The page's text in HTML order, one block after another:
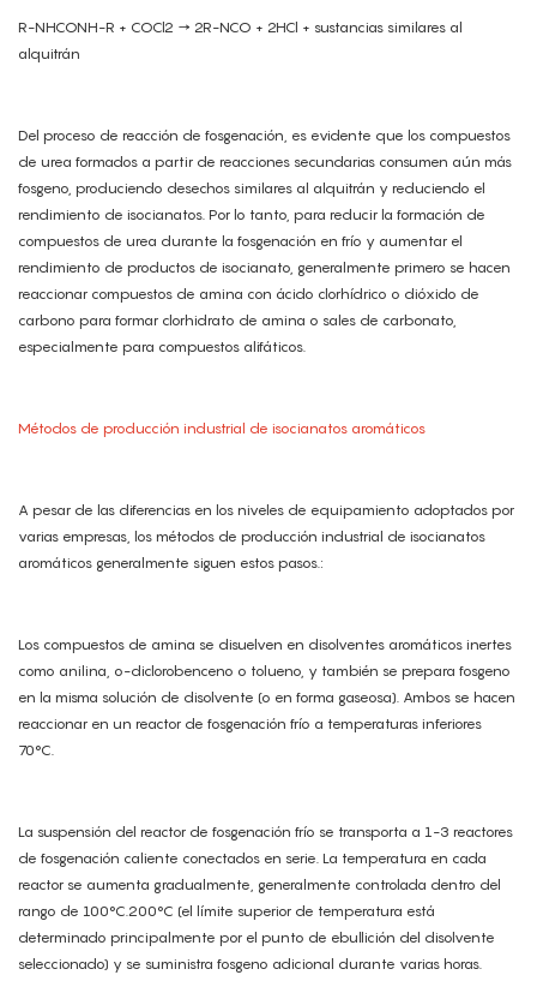
R-NHCONH-R + COCl2 → 2R-NCO + 2HCl + sustancias similares al
alquitrán
Del proceso de reacción de fosgenación, es evidente que los compuestos
de urea formados a partir de reacciones secundarias consumen aún más
fosgeno, produciendo desechos similares al alquitrán y reduciendo el
rendimiento de isocianatos. Por lo tanto, para reducir la formación de
compuestos de urea durante la fosgenación en frío y aumentar el
rendimiento de productos de isocianato, generalmente primero se hacen
reaccionar compuestos de amina con ácido clorhídrico o dióxido de
carbono para formar clorhidrato de amina o sales de carbonato,
especialmente para compuestos alifáticos.
Métodos de producción industrial de isocianatos aromáticos
A pesar de las diferencias en los niveles de equipamiento adoptados por
varias empresas, los métodos de producción industrial de isocianatos
aromáticos generalmente siguen estos pasos.:
Los compuestos de amina se disuelven en disolventes aromáticos inertes
como anilina, o-diclorobenceno o tolueno, y también se prepara fosgeno
en la misma solución de disolvente (o en forma gaseosa). Ambos se hacen
reaccionar en un reactor de fosgenación frío a temperaturas inferiores
70°C.
La suspensión del reactor de fosgenación frío se transporta a 1-3 reactores
de fosgenación caliente conectados en serie. La temperatura en cada
reactor se aumenta gradualmente, generalmente controlada dentro del
rango de 100°C.200°C (el límite superior de temperatura está
determinado principalmente por el punto de ebullición del disolvente
seleccionado) y se suministra fosgeno adicional durante varias horas.